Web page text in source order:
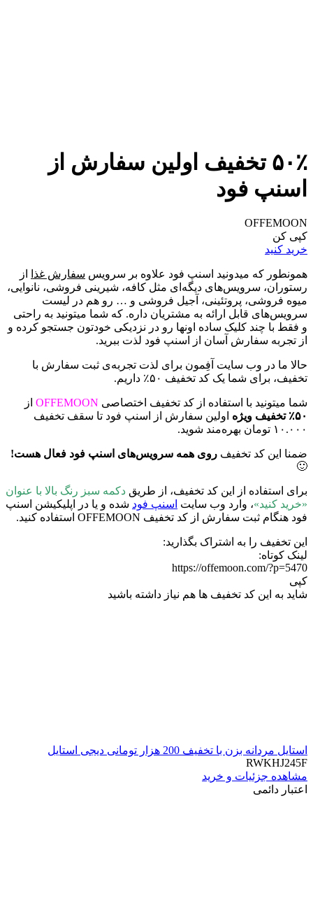
۵۰٪ تخفیف اولین سفارش از
اسنپ فود
OFFEMOON
کپی کن
خرید کنید
همونطور که میدونید اسنپ فود علاوه بر سرویس سفارش غذا
از
رستوران، سرویس‌های دیگه‌ای مثل کافه، شیرینی فروشی، نانوایی،
میوه فروشی، پروتئینی، آجیل فروشی و … رو هم در لیست
سرویس‌های قابل ارائه به مشتریان داره. که شما میتونید به راحتی
و فقط با چند کلیک ساده اونها رو در نزدیکی خودتون جستجو کرده و
از تجربه سفارش آسان از اسنپ فود لذت ببرید.
حالا ما در وب سایت آفِمون برای لذت تجربه‌ی ثبت سفارش با
تخفیف،‌ برای شما یک کد تخفیف ۵۰٪ داریم.
شما میتونید با استفاده از کد تخفیف اختصاصی OFFEMOON از
۵۰٪ تخفیف ویژه
اولین سفارش از اسنپ فود تا سقف تخفیف
۱۰.۰۰۰ تومان بهره‌مند شوید.
ضمنا این کد تخفیف روی همه سرویس‌های اسنپ فود فعال هست!
🙂
برای استفاده از این کد تخفیف، از طریق دکمه سبز رنگ بالا با عنوان
«خرید کنید»، وارد وب سایت اسنپ فود شده و یا در اپلیکیشن اسنپ
فود هنگام ثبت سفارش از کد تخفیف OFFEMOON استفاده کنید.
این تخفیف را به اشتراک بگذارید:
لینک کوتاه:
https://offemoon.com/?p=5470
کپی
شاید به این کد تخفیف ها هم نیاز داشته باشید
استایل مردانه بزن با تخفیف 200 هزار تومانی دیجی استایل
RWKHJ245F
مشاهده جزئیات و خرید
اعتبار دائمی